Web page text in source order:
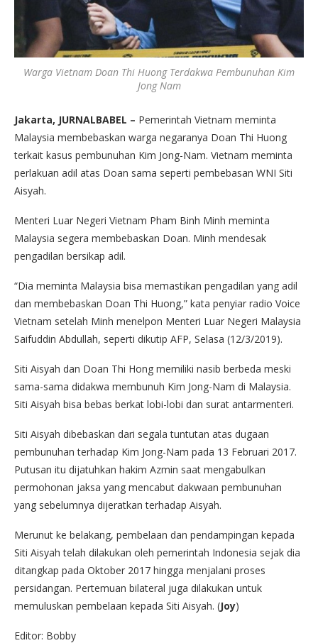
Warga Vietnam Doan Thi Huong Terdakwa Pembunuhan Kim
Jong Nam
Jakarta, JURNALBABEL – Pemerintah Vietnam meminta
Malaysia membebaskan warga negaranya Doan Thi Huong
terkait kasus pembunuhan Kim Jong-Nam. Vietnam meminta
perlakuan adil atas Doan sama seperti pembebasan WNI Siti
Aisyah.
Menteri Luar Negeri Vietnam Pham Binh Minh meminta
Malaysia segera membebaskan Doan. Minh mendesak
pengadilan bersikap adil.
“Dia meminta Malaysia bisa memastikan pengadilan yang adil
dan membebaskan Doan Thi Huong,” kata penyiar radio Voice
Vietnam setelah Minh menelpon Menteri Luar Negeri Malaysia
Saifuddin Abdullah, seperti dikutip AFP, Selasa (12/3/2019).
Siti Aisyah dan Doan Thi Hong memiliki nasib berbeda meski
sama-sama didakwa membunuh Kim Jong-Nam di Malaysia.
Siti Aisyah bisa bebas berkat lobi-lobi dan surat antarmenteri.
Siti Aisyah dibebaskan dari segala tuntutan atas dugaan
pembunuhan terhadap Kim Jong-Nam pada 13 Februari 2017.
Putusan itu dijatuhkan hakim Azmin saat mengabulkan
permohonan jaksa yang mencabut dakwaan pembunuhan
yang sebelumnya dijeratkan terhadap Aisyah.
Merunut ke belakang, pembelaan dan pendampingan kepada
Siti Aisyah telah dilakukan oleh pemerintah Indonesia sejak dia
ditangkap pada Oktober 2017 hingga menjalani proses
persidangan. Pertemuan bilateral juga dilakukan untuk
memuluskan pembelaan kepada Siti Aisyah. (Joy)
Editor: Bobby